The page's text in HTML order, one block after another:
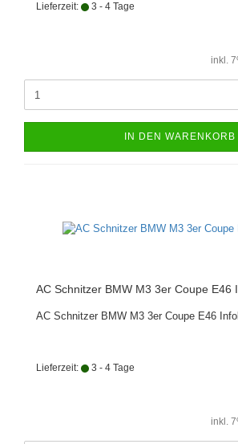
Lieferzeit: 3 - 4 Tage
inkl.
IN DEN WARENKORB
AC Schnitzer BMW M3 3er Coupe E46
AC Schnitzer BMW M3 3er Coupe E46
Lieferzeit: 3 - 4 Tage
inkl.